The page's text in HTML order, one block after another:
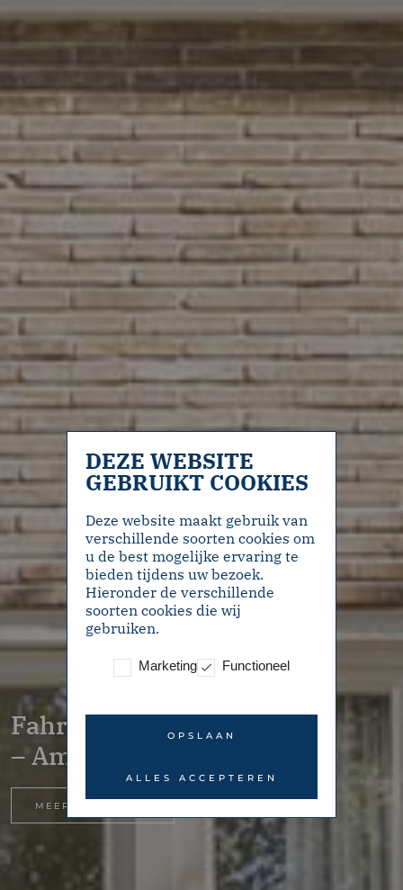
Fahrenheitsingel 24
– Amsterdam
MEER INFORMATIE
DEZE WEBSITE
GEBRUIKT COOKIES
Deze website maakt gebruik van
verschillende soorten cookies om
u de best mogelijke ervaring te
bieden tijdens uw bezoek.
Hieronder de verschillende
soorten cookies die wij
gebruiken.
Marketing Functioneel
OPSLAAN
ALLES ACCEPTEREN